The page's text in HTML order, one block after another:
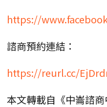
https://
諮商預約連結：
https://reurl.cc/
本文轉載自《中崙諮商